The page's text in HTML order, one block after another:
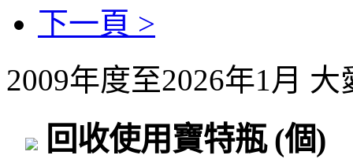
下一頁 >
2009年度至2026年1月
回收使用寶特瓶 (個)